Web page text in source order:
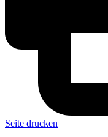
Seite drucken